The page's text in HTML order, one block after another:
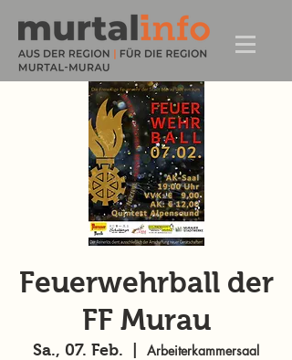
Feuerwehrball der
FF Murau
Sa., 07. Feb.
Arbeiterkammersaal